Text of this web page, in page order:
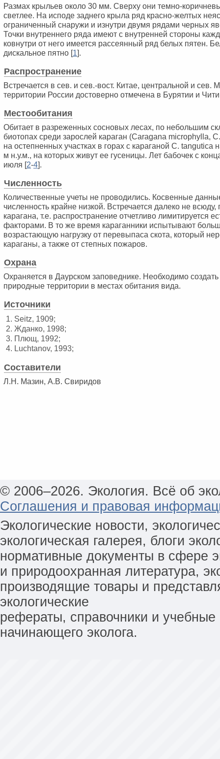
Размах крыльев около 30 мм. Сверху они темно-
светлее. На исподе заднего крыла ряд красно-желтых
ограниченный снаружи и изнутри двумя рядами черных
Точки внутреннего ряда имеют с внутренней стороны
ковнутри от него имеется рассеянный ряд белых пятен.
дискальное пятно [1].
Распространение
Встречается в сев. и сев.-вост. Китае, центральной и сев.
территории России достоверно отмечена в Бурятии и
Местообитания
Обитает в разреженных сосновых лесах, по небольшим
биотопах среди зарослей караган (Caragana microphylla,
на остепненных участках в горах с караганой C. tangutica
м н.у.м., на которых живут ее гусеницы. Лет бабочек с
июля [2-4].
Численность
Количественные учеты не проводились. Косвенные
численность крайне низкой. Встречается далеко не всюду,
карагана, т.е. распространение отчетливо лимитируется
факторами. В то же время караганники испытывают
возрастающую нагрузку от перевыпаса скота, который
караганы, а также от степных пожаров.
Охрана
Охраняется в Даурском заповеднике. Необходимо
природные территории в местах обитания вида.
Источники
1. Seitz, 1909;
2. Жданко, 1998;
3. Плющ, 1992;
4. Luchtanov, 1993;
Составители
Л.Н. Мазин, А.В. Свиридов
© 2006–2026. Экология. Всё об
Соглашения и правовая
Экологические новости,
экологическая галерея, блоги
нормативные документы в сфере
и природоохранная литература,
производящие товары и
экологические
рефераты, справочники и
начинающего эколога.